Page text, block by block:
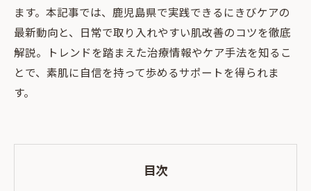
ます。本記事では、鹿児島県で実践できるにきびケアの
最新動向と、日常で取り入れやすい肌改善のコツを徹底
解説。トレンドを踏まえた治療情報やケア手法を知るこ
とで、素肌に自信を持って歩めるサポートを得られま
す。
目次